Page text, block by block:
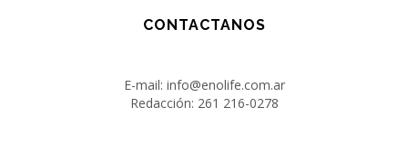
CONTACTANOS
E-mail: info@enolife.com.ar
Redacción: 261 216-0278